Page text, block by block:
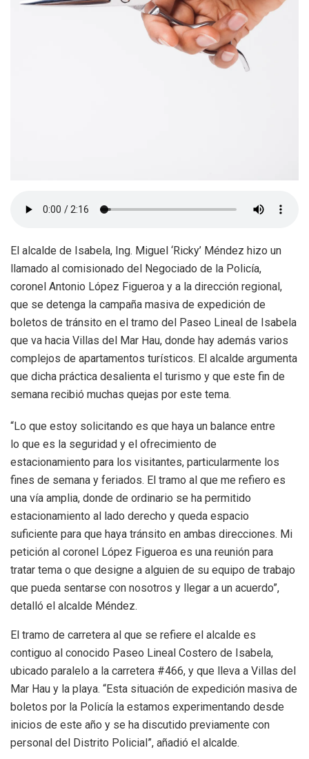
El alcalde de Isabela, Ing. Miguel ‘Ricky’ Méndez hizo un
llamado al comisionado del Negociado de la Policía,
coronel Antonio López Figueroa y a la dirección regional,
que se detenga la campaña masiva de expedición de
boletos de tránsito en el tramo del Paseo Lineal de Isabela
que va hacia Villas del Mar Hau, donde hay además varios
complejos de apartamentos turísticos. El alcalde argumenta
que dicha práctica desalienta el turismo y que este fin de
semana recibió muchas quejas por este tema.
“Lo que estoy solicitando es que haya un balance entre
lo que es la seguridad y el ofrecimiento de
estacionamiento para los visitantes, particularmente los
fines de semana y feriados. El tramo al que me refiero es
una vía amplia, donde de ordinario se ha permitido
estacionamiento al lado derecho y queda espacio
suficiente para que haya tránsito en ambas direcciones. Mi
petición al coronel López Figueroa es una reunión para
tratar tema o que designe a alguien de su equipo de trabajo
que pueda sentarse con nosotros y llegar a un acuerdo”,
detalló el alcalde Méndez.
El tramo de carretera al que se refiere el alcalde es
contiguo al conocido Paseo Lineal Costero de Isabela,
ubicado paralelo a la carretera #466, y que lleva a Villas del
Mar Hau y la playa. “Esta situación de expedición masiva de
boletos por la Policía la estamos experimentando desde
inicios de este año y se ha discutido previamente con
personal del Distrito Policial”, añadió el alcalde.